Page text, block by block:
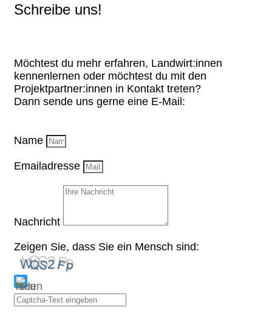
Schreibe uns!
Möchtest du mehr erfahren, Landwirt:innen
kennenlernen oder möchtest du mit den
Projektpartner:innen in Kontakt treten?
Dann sende uns gerne eine E-Mail:
Name
Emailadresse
Nachricht
Zeigen Sie, dass Sie ein Mensch sind: